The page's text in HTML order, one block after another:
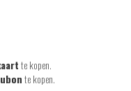
te kopen.
te kopen.